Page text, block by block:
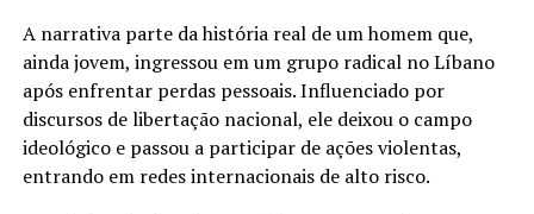
A narrativa parte da história real de um homem que,
ainda jovem, ingressou em um grupo radical no Líbano
após enfrentar perdas pessoais. Influenciado por
discursos de libertação nacional, ele deixou o campo
ideológico e passou a participar de ações violentas,
entrando em redes internacionais de alto risco.